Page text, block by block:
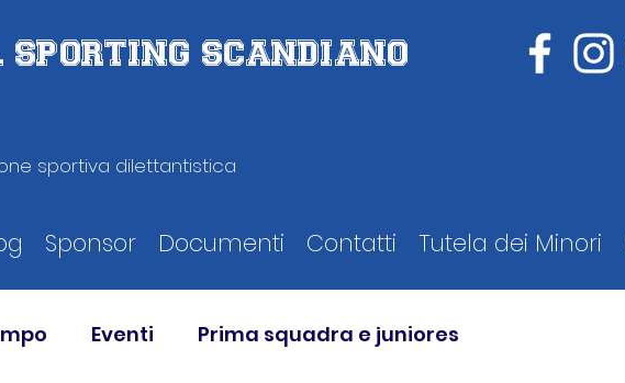
SPORTING SCANDIANO
sportiva dilettantistica
Sponsor Documenti Contatti Tutela dei Minori
Eventi Prima squadra e juniores